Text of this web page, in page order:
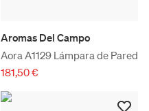
Aromas Del Campo
Aora A1129 Lámpara de Pared
181,50 €